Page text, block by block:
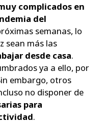
complicados en
del
semanas, lo
sean más las
desde casa.
ya a ello, por
embargo, otros
no disponer de
para
.